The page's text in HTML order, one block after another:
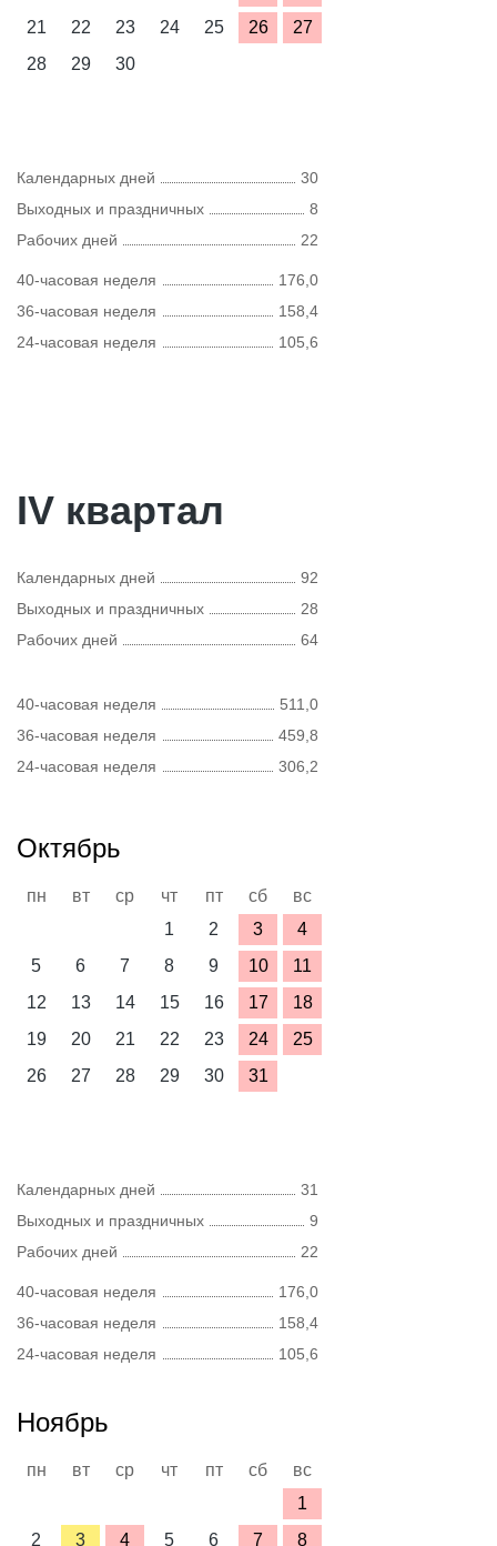
21
22 23 24 25 26
27
28
29 30
Календарных дней
30
Выходных и праздничных
8
Рабочих дней
22
40-часовая неделя
176,0
36-часовая неделя
158,4
24-часовая неделя
105,6
IV квартал
Календарных дней
92
Выходных и праздничных
28
Рабочих дней
64
40-часовая неделя
511,0
36-часовая неделя
459,8
24-часовая неделя
306,2
Октябрь
пн вт ср чт пт сб
вс
1
2 3
4
5
6 7 8 9 10
11
12
13 14 15 16 17
18
19
20 21 22 23 24
25
26
27 28 29 30 31
Календарных дней
31
Выходных и праздничных
9
Рабочих дней
22
40-часовая неделя
176,0
36-часовая неделя
158,4
24-часовая неделя
105,6
Ноябрь
пн вт ср чт пт сб
вс
1
2
3 4 5 6 7 8